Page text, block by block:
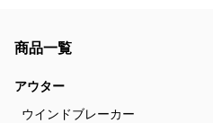
商品一覧
アウター
ウインドブレーカー